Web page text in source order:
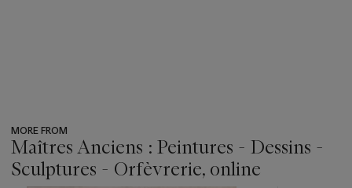
MORE FROM
Maîtres Anciens : Peintures - Dessins -
Sculptures - Orfèvrerie, online